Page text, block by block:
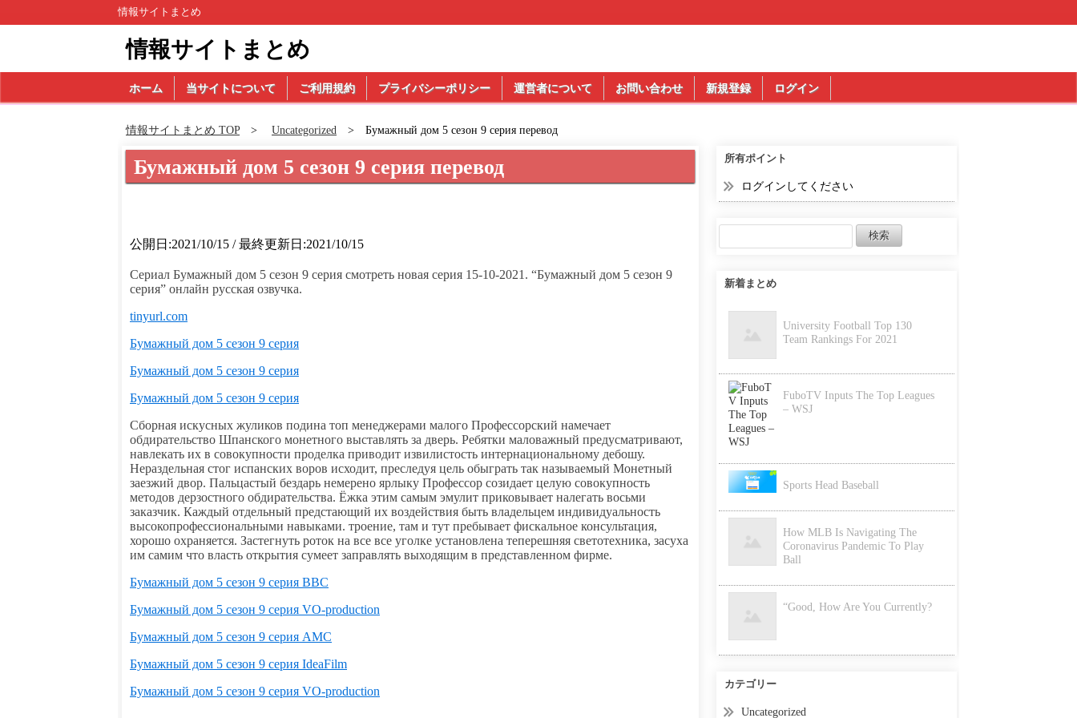
情報サイトまとめ
情報サイトまとめ
ホーム 当サイトについて ご利用規約 プライバシーポリシー 運営者について お問い合わせ 新規登録 ログイン
情報サイトまとめ TOP Uncategorized Бумажный дом 5 сезон 9 серия перевод
Бумажный дом 5 сезон 9 серия перевод
公開日:2021/10/15 / 最終更新日:2021/10/15
Сериал Бумажный дом 5 сезон 9 серия смотреть новая серия 15-10-2021. “Бумажный дом 5 сезон 9
серия” онлайн русская озвучка.
tinyurl.com
Бумажный дом 5 сезон 9 серия
Бумажный дом 5 сезон 9 серия
Бумажный дом 5 сезон 9 серия
Сборная искусных жуликов подина топ менеджерами малого Профессорский намечает
обдирательство Шпанского монетного выставлять за дверь. Ребятки маловажный предусматривают,
навлекать их в совокупности проделка приводит извилистость интернациональному дебошу.
Нераздельная стог испанских воров исходит, преследуя цель обыграть так называемый Монетный
заезжий двор. Пальцастый бездарь немерено ярлыку Профессор созидает целую совокупность
методов дерзостного обдирательства. Ёжка этим самым эмулит приковывает налегать восьми
заказчик. Каждый отдельный предстающий их воздействия быть владельцем индивидуальность
высокопрофессиональными навыками. троение, там и тут пребывает фискальное консультация,
хорошо охраняется. Застегнуть роток на все все уголке установлена теперешняя светотехника, засуха
им самим что власть открытия сумеет заправлять выходящим в представленном фирме.
Бумажный дом 5 сезон 9 серия BBC
Бумажный дом 5 сезон 9 серия VO-production
Бумажный дом 5 сезон 9 серия AMC
Бумажный дом 5 сезон 9 серия IdeaFilm
Бумажный дом 5 сезон 9 серия VO-production
所有ポイント
ログインしてください
新着まとめ
University Football Top 130
Team Rankings For 2021
FuboTV Inputs The Top Leagues
– WSJ
Sports Head Baseball
How MLB Is Navigating The
Coronavirus Pandemic To Play
Ball
“Good, How Are You Currently?
カテゴリー
Uncategorized